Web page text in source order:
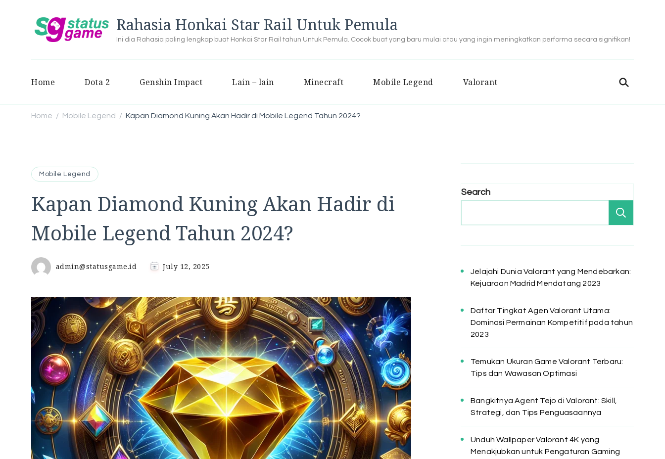
Rahasia Honkai Star Rail Untuk Pemula
Ini dia Rahasia paling lengkap buat Honkai Star Rail tahun Untuk Pemula. Cocok buat yang baru mulai atau yang ingin meningkatkan performa secara signifikan!
Home Dota 2 Genshin Impact Lain – lain Minecraft Mobile Legend Valorant
Home / Mobile Legend / Kapan Diamond Kuning Akan Hadir di Mobile Legend Tahun 2024?
Mobile Legend
Kapan Diamond Kuning Akan Hadir di
Mobile Legend Tahun 2024?
admin@statusgame.id July 12, 2025
Search
Jelajahi Dunia Valorant yang Mendebarkan:
Kejuaraan Madrid Mendatang 2023
Daftar Tingkat Agen Valorant Utama:
Dominasi Permainan Kompetitif pada tahun
2023
Temukan Ukuran Game Valorant Terbaru:
Tips dan Wawasan Optimasi
Bangkitnya Agent Tejo di Valorant: Skill,
Strategi, dan Tips Penguasaannya
Unduh Wallpaper Valorant 4K yang
Menakjubkan untuk Pengaturan Gaming